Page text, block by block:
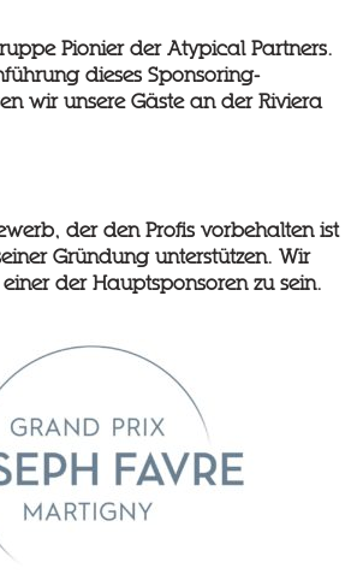
Pionier der Atypical Partners.
dieses Sponsoring-
wir unsere Gäste an der Riviera
der den Profis vorbehalten ist
Gründung unterstützen. Wir
der Hauptsponsoren zu sein.